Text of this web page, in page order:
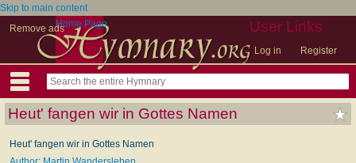
Skip to main content
Remove ads
User Links
Log in Register
Home Page
Heut' fangen wir in Gottes Namen
Heut' fangen wir in Gottes Namen